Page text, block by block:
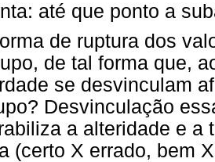
até que ponto a
de ruptura dos
de tal forma que,
se desvinculam
Desvinculação
a alteridade e a
(certo X errado, bem